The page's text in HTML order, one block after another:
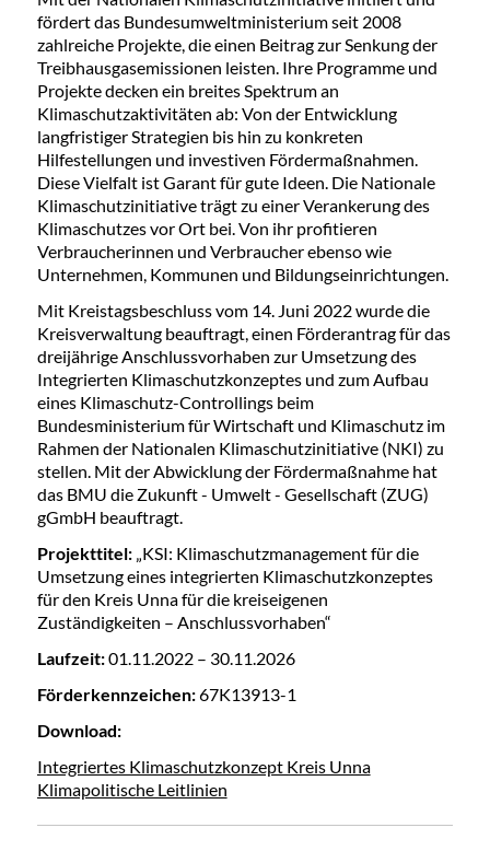
fördert das Bundesumweltministerium seit 2008
zahlreiche Projekte, die einen Beitrag zur Senkung der
Treibhausgasemissionen leisten. Ihre Programme und
Projekte decken ein breites Spektrum an
Klimaschutzaktivitäten ab: Von der Entwicklung
langfristiger Strategien bis hin zu konkreten
Hilfestellungen und investiven Fördermaßnahmen.
Diese Vielfalt ist Garant für gute Ideen. Die Nationale
Klimaschutzinitiative trägt zu einer Verankerung des
Klimaschutzes vor Ort bei. Von ihr profitieren
Verbraucherinnen und Verbraucher ebenso wie
Unternehmen, Kommunen und Bildungseinrichtungen.
Mit Kreistagsbeschluss vom 14. Juni 2022 wurde die
Kreisverwaltung beauftragt, einen Förderantrag für das
dreijährige Anschlussvorhaben zur Umsetzung des
Integrierten Klimaschutzkonzeptes und zum Aufbau
eines Klimaschutz-Controllings beim
Bundesministerium für Wirtschaft und Klimaschutz im
Rahmen der Nationalen Klimaschutzinitiative (NKI) zu
stellen. Mit der Abwicklung der Fördermaßnahme hat
das BMU die Zukunft - Umwelt - Gesellschaft (ZUG)
gGmbH beauftragt.
Projekttitel:„KSI: Klimaschutzmanagement für die
Umsetzung eines integrierten Klimaschutzkonzeptes
für den Kreis Unna für die kreiseigenen
Zuständigkeiten – Anschlussvorhaben“
Laufzeit:01.11.2022 – 30.11.2026
Förderkennzeichen:67K13913-1
Download:
Integriertes Klimaschutzkonzept Kreis Unna
Klimapolitische Leitlinien